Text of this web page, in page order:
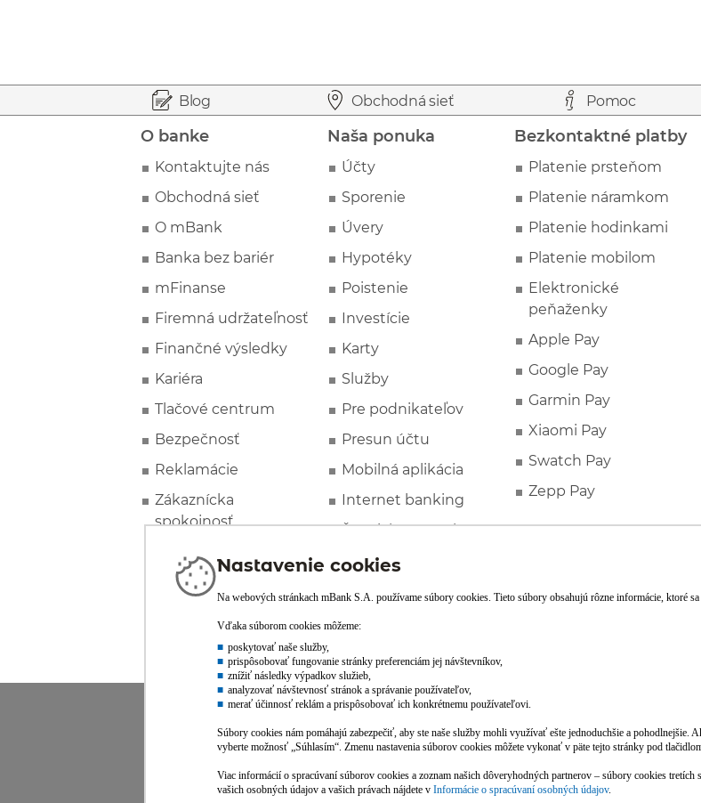
Blog Obchodná sieť Pomoc
O banke
Kontaktujte nás
Obchodná sieť
O mBank
Banka bez bariér
mFinanse
Firemná udržateľnosť
Finančné výsledky
Kariéra
Tlačové centrum
Bezpečnosť
Reklamácie
Zákaznícka
spokojnosť
Naša ponuka
Účty
Sporenie
Úvery
Hypotéky
Poistenie
Investície
Karty
Služby
Pre podnikateľov
Presun účtu
Mobilná aplikácia
Internet banking
Špeciálne ponuky
Bezkontaktné platby
Platenie prsteňom
Platenie náramkom
Platenie hodinkami
Platenie mobilom
Elektronické
peňaženky
Apple Pay
Google Pay
Garmin Pay
Xiaomi Pay
Swatch Pay
Zepp Pay